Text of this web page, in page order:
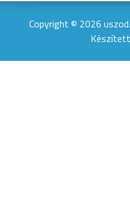
Copyright © 2026